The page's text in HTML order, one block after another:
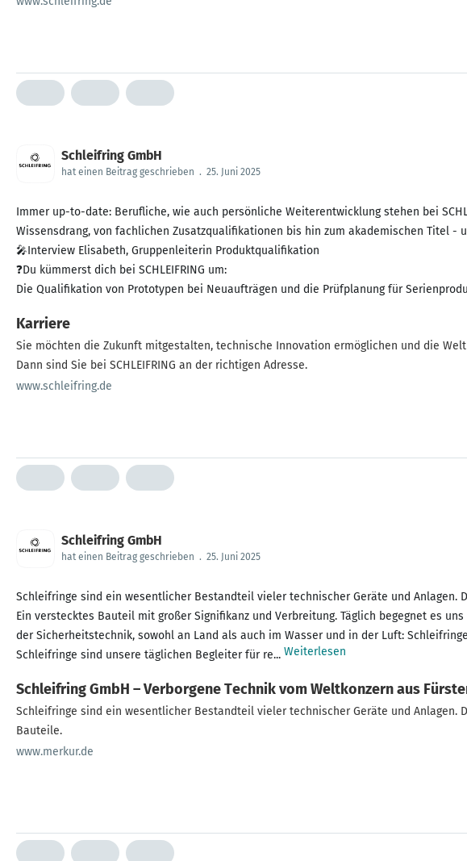
Schleifring GmbH
hat einen Beitrag geschrieben . 25. Juni 2025
Immer up-to-date: Berufliche, wie auch persönliche Weiterentwicklung stehen bei
Wissensdrang, von fachlichen Zusatzqualifikationen bis hin zum akademischen Titel -
🎤Interview Elisabeth, Gruppenleiterin Produktqualifikation
❓Du kümmerst dich bei SCHLEIFRING um:
Die Qualifikation von Prototypen bei Neuaufträgen und die Prüfplanung für
Karriere
Sie möchten die Zukunft mitgestalten, technische Innovation ermöglichen und die
Dann sind Sie bei SCHLEIFRING an der richtigen Adresse.
www.schleifring.de
Schleifring GmbH
hat einen Beitrag geschrieben . 25. Juni 2025
Schleifringe sind ein wesentlicher Bestandteil vieler technischer Geräte und
Ein verstecktes Bauteil mit großer Signifikanz und Verbreitung. Täglich begegnet es
der Sicherheitstechnik, sowohl an Land als auch im Wasser und in der Luft:
Schleifringe sind unsere täglichen Begleiter für re... Weiterlesen
Schleifring GmbH – Verborgene Technik vom Weltkonzern aus
Schleifringe sind ein wesentlicher Bestandteil vieler technischer Geräte und
Bauteile.
www.merkur.de